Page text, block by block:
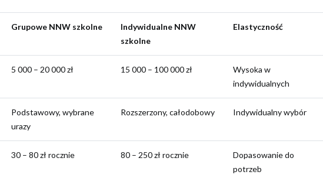
Grupowe NNW szkolne
Indywidualne NNW
szkolne
Elastyczność
5 000 – 20 000 zł 15 000 – 100 000 zł
Wysoka w
indywidualnych
Podstawowy, wybrane
urazy
Rozszerzony, całodobowy Indywidualny wybór
30 – 80 zł rocznie 80 – 250 zł rocznie
Dopasowanie do
potrzeb